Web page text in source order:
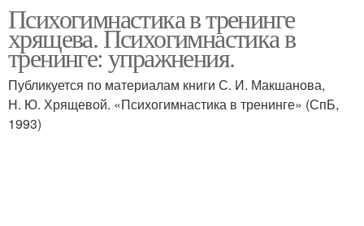
Психогимнастика в тренинге
хрящева. Психогимнастика в
тренинге: упражнения.
Публикуется по материалам книги С. И. Макшанова,
Н. Ю. Хрящевой. «Психогимнастика в тренинге» (СпБ,
1993)